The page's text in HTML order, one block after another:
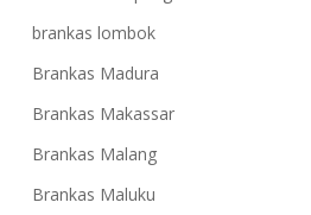
brankas lombok
Brankas Madura
Brankas Makassar
Brankas Malang
Brankas Maluku